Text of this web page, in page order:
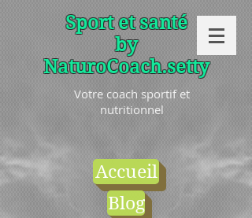
Sport et santé
by
NaturoCoach.setty
Votre coach sportif et
nutritionnel
Accueil
Blog